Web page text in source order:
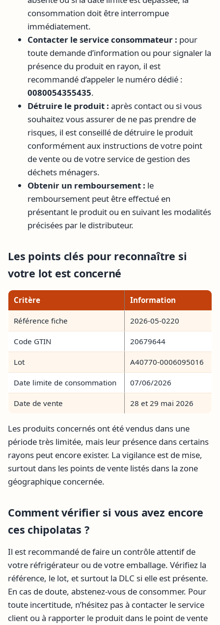
consommation doit être interrompue
immédiatement.
Contacter le service consommateur : pour
toute demande d’information ou pour signaler la
présence du produit en rayon, il est
recommandé d’appeler le numéro dédié :
0080054355435.
Détruire le produit : après contact ou si vous
souhaitez vous assurer de ne pas prendre de
risques, il est conseillé de détruire le produit
conformément aux instructions de votre point
de vente ou de votre service de gestion des
déchets ménagers.
Obtenir un remboursement : le
remboursement peut être effectué en
présentant le produit ou en suivant les modalités
précisées par le distributeur.
Les points clés pour reconnaître si
votre lot est concerné
Critère Information
Référence fiche 2026-05-0220
Code GTIN 20679644
Lot A40770-0006095016
Date limite de consommation 07/06/2026
Date de vente 28 et 29 mai 2026
Les produits concernés ont été vendus dans une
période très limitée, mais leur présence dans certains
rayons peut encore exister. La vigilance est de mise,
surtout dans les points de vente listés dans la zone
géographique concernée.
Comment vérifier si vous avez encore
ces chipolatas ?
Il est recommandé de faire un contrôle attentif de
votre réfrigérateur ou de votre emballage. Vérifiez la
référence, le lot, et surtout la DLC si elle est présente.
En cas de doute, abstenez-vous de consommer. Pour
toute incertitude, n’hésitez pas à contacter le service
client ou à rapporter le produit dans le point de vente